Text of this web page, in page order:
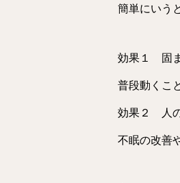
簡単にいう
効果１ 固
普段動くこ
効果２ 人の
不眠の改善